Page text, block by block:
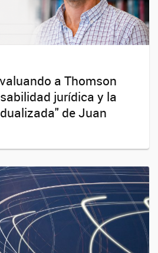
a Thomson
jurídica y la
de Juan